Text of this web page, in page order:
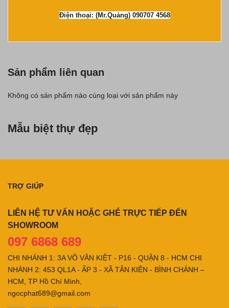
Điện thoại: (Mr.Quảng) 090707 4568
Sản phẩm liên quan
Không có sản phẩm nào cùng loại với sản phẩm này
Mẫu biệt thự đẹp
TRỢ GIÚP
LIÊN HỆ TƯ VẤN HOẶC GHÉ TRỰC TIẾP ĐẾN
SHOWROOM
097 6868 689
CHI NHÁNH 1: 3A VÕ VĂN KIỆT - P16 - QUẬN 8 - HCM CHI
NHÁNH 2: 453 QL1A - ẤP 3 - XÃ TÂN KIÊN - BÌNH CHÁNH –
HCM, TP Hồ Chí Minh,
ngocphat689@gmail.com